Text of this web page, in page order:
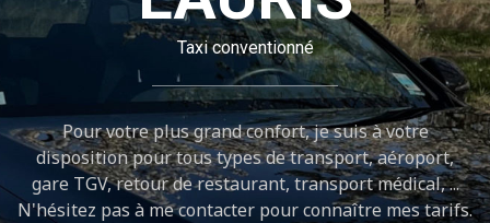
Taxi conventionné
Pour votre plus grand confort, je suis à votre
disposition pour tous types de transport, aéroport,
gare TGV, retour de restaurant, transport médical, ...
N'hésitez pas à me contacter pour connaître mes tarifs.